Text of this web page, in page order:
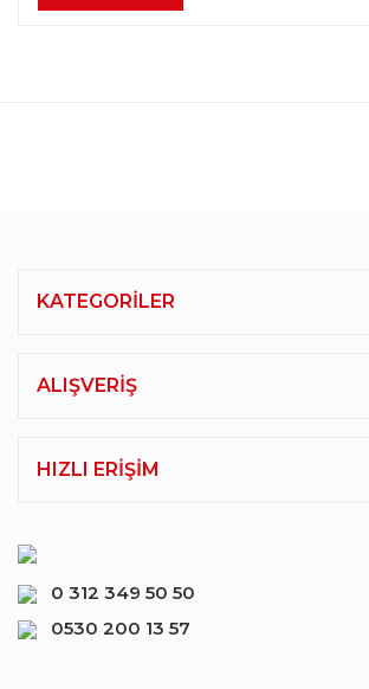
KATEGORİLER
ALIŞVERİŞ
HIZLI ERİŞİM
0 312 349 50 50
0530 200 13 57